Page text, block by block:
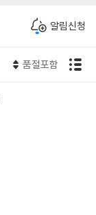
알림신청
품절포함